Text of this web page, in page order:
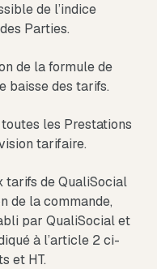
de l’indice
Parties.
de la formule de
baisse des tarifs.
les Prestations
tarifaire.
tarifs de QualiSocial
de la commande,
par QualiSocial et
à l’article 2 ci-
et HT.